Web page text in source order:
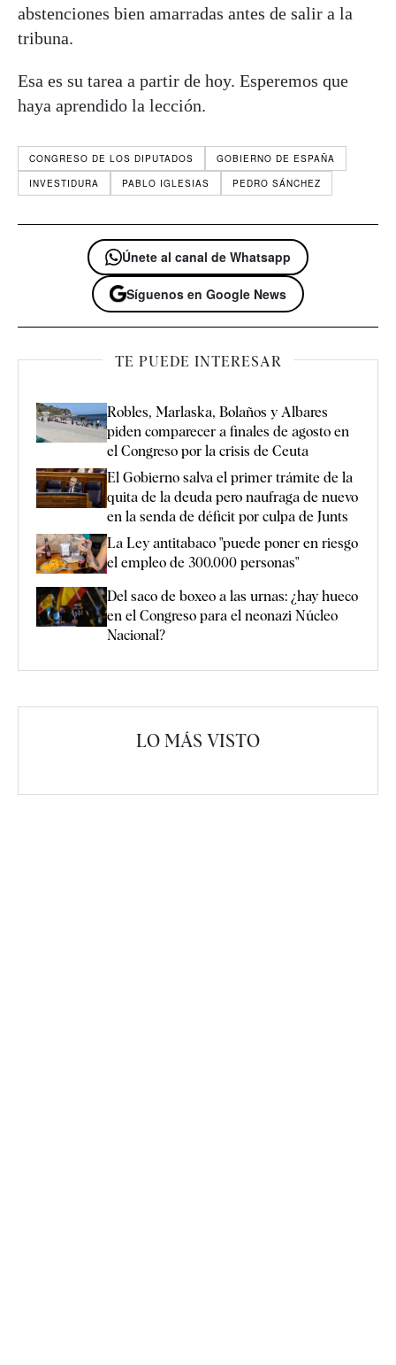
abstenciones bien amarradas antes de salir a la
tribuna.
Esa es su tarea a partir de hoy. Esperemos que
haya aprendido la lección.
CONGRESO DE LOS DIPUTADOS
GOBIERNO DE ESPAÑA
INVESTIDURA
PABLO IGLESIAS PEDRO SÁNCHEZ
Únete al canal de Whatsapp
Síguenos en Google News
TE PUEDE INTERESAR
Robles, Marlaska, Bolaños y Albares
piden comparecer a finales de agosto en
el Congreso por la crisis de Ceuta
El Gobierno salva el primer trámite de la
quita de la deuda pero naufraga de nuevo
en la senda de déficit por culpa de Junts
La Ley antitabaco "puede poner en riesgo
el empleo de 300.000 personas"
Del saco de boxeo a las urnas: ¿hay hueco
en el Congreso para el neonazi Núcleo
Nacional?
LO MÁS VISTO